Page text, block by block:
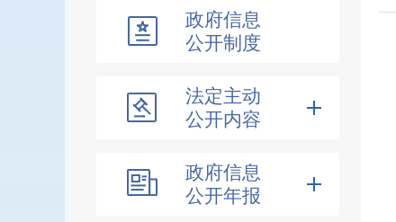
政府信息
公开制度
法定主动
公开内容
政府信息
公开年报